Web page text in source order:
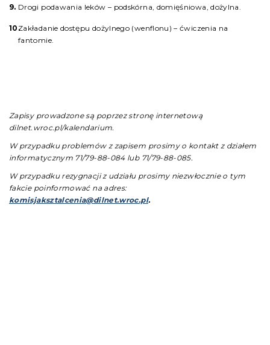
Drogi podawania leków – podskórna, domięśniowa, dożylna.
Zakładanie dostępu dożylnego (wenflonu) – ćwiczenia na
fantomie.
Zapisy prowadzone są poprzez stronę internetową
dilnet.wroc.pl/kalendarium.
W przypadku problemów z zapisem prosimy o kontakt z działem
informatycznym 71/79-88-084 lub 71/79-88-085.
W przypadku rezygnacji z udziału prosimy niezwłocznie o tym
fakcie poinformować na adres:
komisjaksztalcenia@dilnet.wroc.pl.